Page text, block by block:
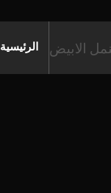
الرئيسية